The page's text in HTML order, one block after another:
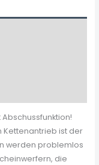
Kettenantrieb ist der
werden problemlos
die